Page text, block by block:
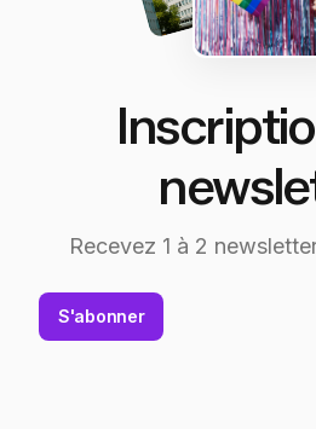
Recevez 1 à 2
S'abonner